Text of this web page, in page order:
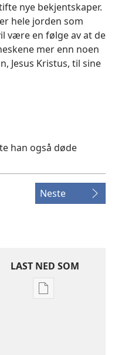
nye bekjentskaper.
hele jorden som
være en følge av at de
mer enn noen
Jesus Kristus, til sine
han også døde
Neste
LAST NED SOM